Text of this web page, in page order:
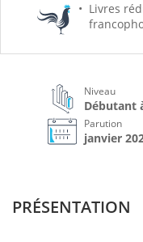
Livres
Niveau
Débutant
Parution
janvier
PRÉSENTATION